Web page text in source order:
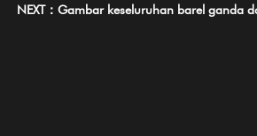
NEXT：Gambar keseluruhan barel ganda